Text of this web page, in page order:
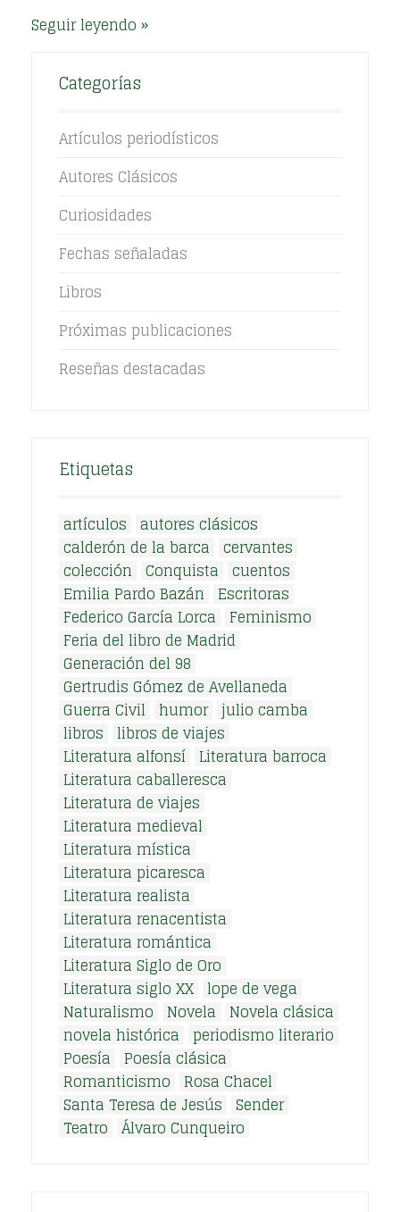
Seguir leyendo
Categorías
Artículos periodísticos
Autores Clásicos
Curiosidades
Fechas señaladas
Libros
Próximas publicaciones
Reseñas destacadas
Etiquetas
artículos
autores clásicos
calderón de la barca cervantes
colección Conquista cuentos
Emilia Pardo Bazán
Escritoras
Federico García Lorca
Feminismo
Feria del libro de Madrid
Generación del 98
Gertrudis Gómez de Avellaneda
Guerra Civil humor julio camba
libros libros de viajes
Literatura alfonsí Literatura barroca
Literatura caballeresca
Literatura de viajes
Literatura medieval
Literatura mística
Literatura picaresca
Literatura realista
Literatura renacentista
Literatura romántica
Literatura Siglo de Oro
Literatura siglo XX lope de vega
Naturalismo
Novela
Novela clásica
novela histórica periodismo literario
Poesía
Poesía clásica
Romanticismo
Rosa Chacel
Santa Teresa de Jesús Sender
Teatro Álvaro Cunqueiro